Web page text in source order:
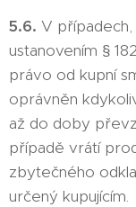
5.6. V případech,
ustanovením §
právo od kupní
oprávněn
až do doby
případě vrátí
zbytečného
určený kupujícím.